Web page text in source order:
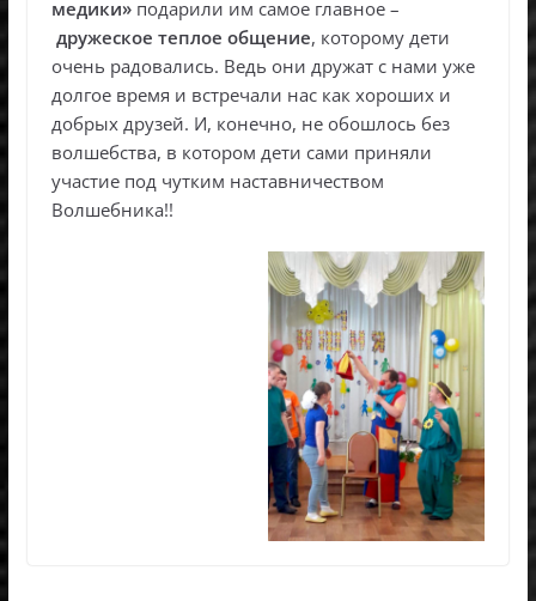
медики»подарили им самое главное –
дружеское теплое общение, которому дети
очень радовались. Ведь они дружат с нами уже
долгое время и встречали нас как хороших и
добрых друзей. И, конечно, не обошлось без
волшебства, в котором дети сами приняли
участие под чутким наставничеством
Волшебника!!